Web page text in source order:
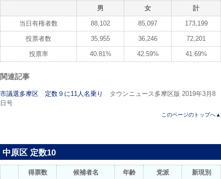
男 女 計
当日有権者数 88,102 85,097 173,199
投票者数 35,955 36,246 72,201
投票率 40.81% 42.59% 41.69%
関連記事
市議選多摩区 定数９に11人名乗り
タウンニュース多摩区版 2019年3月8
日号
このページのトップへ▲
中原区 定数10
得票数 候補者名 年齢 党派 新現別